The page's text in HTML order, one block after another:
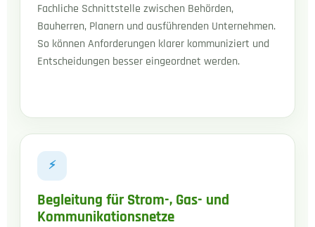
Fachliche Schnittstelle zwischen Behörden,
Bauherren, Planern und ausführenden Unternehmen.
So können Anforderungen klarer kommuniziert und
Entscheidungen besser eingeordnet werden.
⚡
Begleitung für Strom-, Gas- und
Kommunikationsnetze